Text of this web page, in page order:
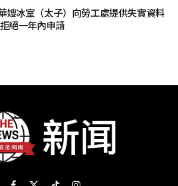
嫂冰室（太子）向勞工處提供失實資料
絕一年內申請